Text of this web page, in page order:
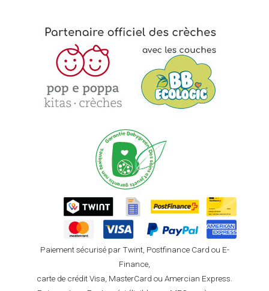
Paiement sécurisé par Twint, Postfinance Card ou E-
Finance,
carte de crédit Visa, MasterCard ou Amercian Express.